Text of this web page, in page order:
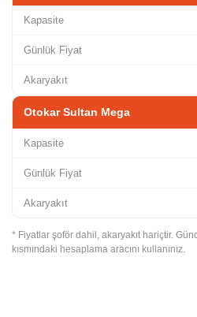
Kapasite
Günlük Fiyat
Akaryakıt
Otokar Sultan Mega
Kapasite
Günlük Fiyat
Akaryakıt
* Fiyatlar şoför dahil, akaryakıt hariçtir.
kısmındaki hesaplama aracını kullanınız.